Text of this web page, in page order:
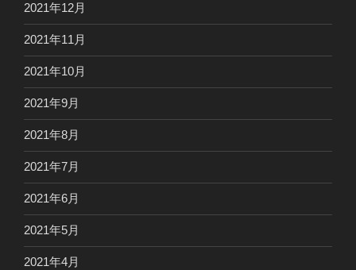
2021年12月
2021年11月
2021年10月
2021年9月
2021年8月
2021年7月
2021年6月
2021年5月
2021年4月